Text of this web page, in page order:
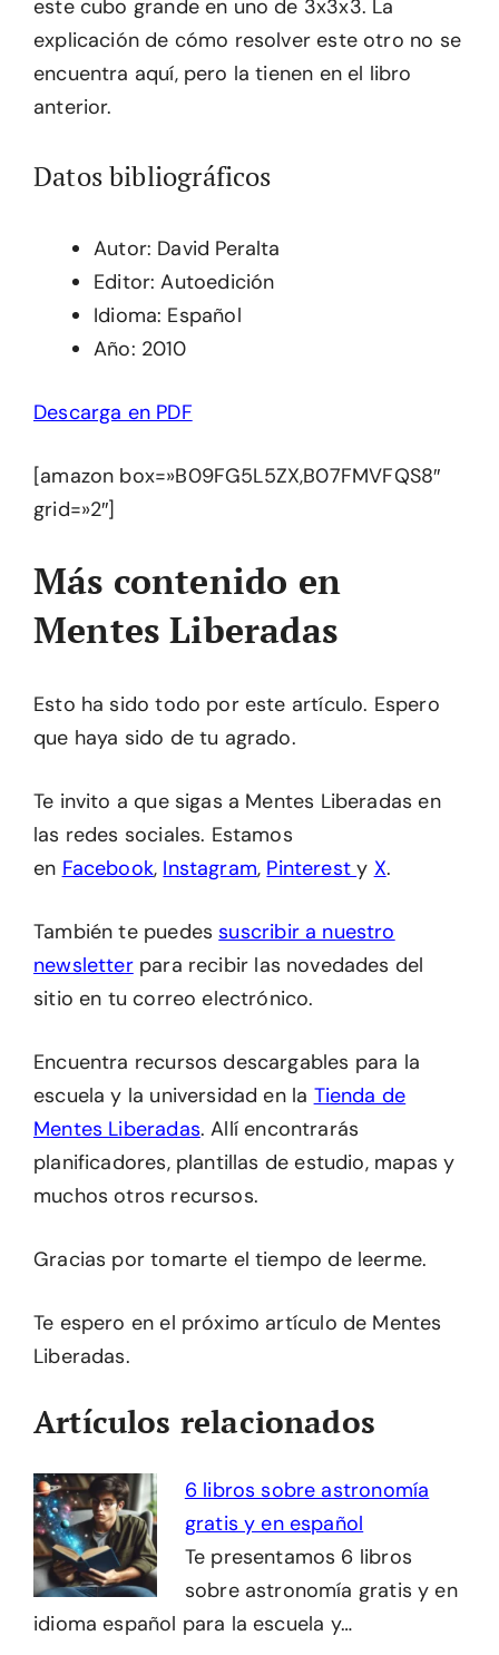
este cubo grande en uno de 3x3x3. La
explicación de cómo resolver este otro no se
encuentra aquí, pero la tienen en el libro
anterior.
Datos bibliográficos
Autor: David Peralta
Editor: Autoedición
Idioma: Español
Año: 2010
Descarga en PDF
[amazon box=»B09FG5L5ZX,B07FMVFQS8″
grid=»2″]
Más contenido en
Mentes Liberadas
Esto ha sido todo por este artículo. Espero
que haya sido de tu agrado.
Te invito a que sigas a Mentes Liberadas en
las redes sociales. Estamos
en Facebook, Instagram, Pinteresty X.
También te puedessuscribir a nuestro
newsletterpara recibir las novedades del
sitio en tu correo electrónico.
Encuentra recursos descargables para la
escuela y la universidad en la Tienda de
Mentes Liberadas. Allí encontrarás
planificadores, plantillas de estudio, mapas y
muchos otros recursos.
Gracias por tomarte el tiempo de leerme.
Te espero en el próximo artículo de Mentes
Liberadas.
Artículos relacionados
6 libros sobre astronomía
gratis y en español
Te presentamos 6 libros
sobre astronomía gratis y en
idioma español para la escuela y…